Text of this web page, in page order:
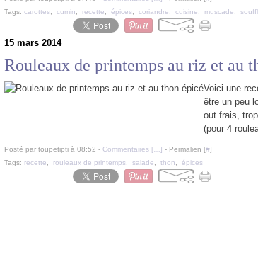
Tags: carottes cumin recette épices coriandre cuisine muscade
15 mars 2014
Rouleaux de printemps au riz et au
Voici une
être un peu
out frais,
(pour 4
Posté par toupetipti à 08:52 - Commentaires [ ] - Permalien [#]
Tags: recette rouleaux de printemps salade thon épices